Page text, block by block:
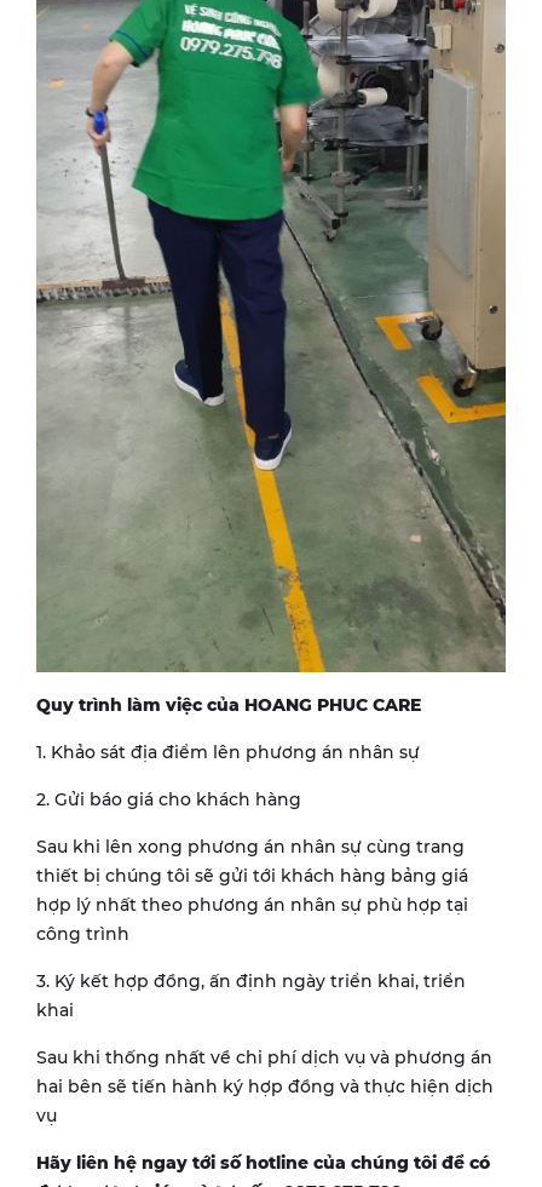
Quy trình làm việc của HOANG PHUC CARE
1. Khảo sát địa điểm lên phương án nhân sự
2. Gửi báo giá cho khách hàng
Sau khi lên xong phương án nhân sự cùng trang
thiết bị chúng tôi sẽ gửi tới khách hàng bảng giá
hợp lý nhất theo phương án nhân sự phù hợp tại
công trình
3. Ký kết hợp đồng, ấn định ngày triển khai, triển
khai
Sau khi thống nhất về chi phí dịch vụ và phương án
hai bên sẽ tiến hành ký hợp đồng và thực hiện dịch
vụ
Hãy liên hệ ngay tới số hotline của chúng tôi để có